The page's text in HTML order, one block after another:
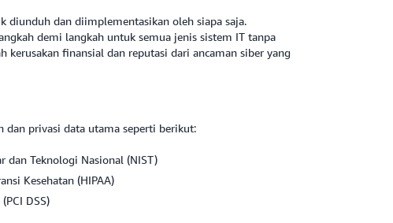
diunduh dan diimplementasikan oleh siapa saja.
demi langkah untuk semua jenis sistem IT tanpa
kerusakan finansial dan reputasi dari ancaman siber yang
dan privasi data utama seperti berikut:
dan Teknologi Nasional (NIST)
Kesehatan (HIPAA)
DSS)